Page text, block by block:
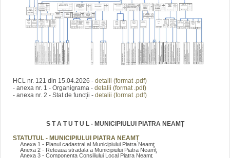
HCL nr. 121 din 15.04.2026 - detalii (format .pdf)
- anexa nr. 1 - Organigrama - detalii (format .pdf)
- anexa nr. 2 - Stat de funcții - detalii (format .pdf)
S T A T U T U L - MUNICIPIULUI PIATRA NEAMȚ
STATUTUL - MUNICIPIULUI PIATRA NEAMȚ
Anexa 1 - Planul cadastral al Municipiului Piatra Neamţ
Anexa 2 - Reteaua stradala a Municipiului Piatra Neamţ
Anexa 3 - Componenta Consiliului Local Piatra Neamţ